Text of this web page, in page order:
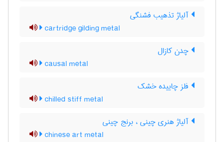
آلیاژ تذهیب فشنگی
cartridge gilding metal
چدن کازال
causal metal
فلز چاییده خشک
chilled stiff metal
آلیاژ هنری چینی ، برنج چینی
chinese art metal